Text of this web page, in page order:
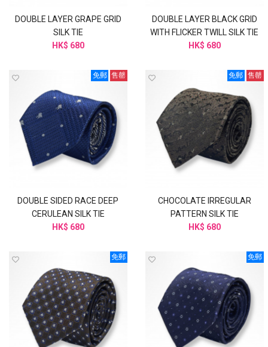
DOUBLE LAYER GRAPE GRID
SILK TIE
HK$ 680
DOUBLE LAYER BLACK GRID
WITH FLICKER TWILL SILK TIE
HK$ 680
免郵 售罄
DOUBLE SIDED RACE DEEP
CERULEAN SILK TIE
HK$ 680
免郵 售罄
CHOCOLATE IRREGULAR
PATTERN SILK TIE
HK$ 680
免郵 免郵